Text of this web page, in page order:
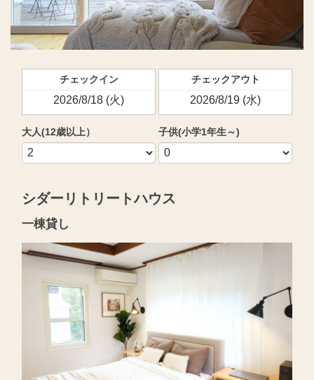
チェックイン チェックアウト
大人(12歳以上） 子供(小学1年生～)
シダーリトリートハウス
一棟貸し